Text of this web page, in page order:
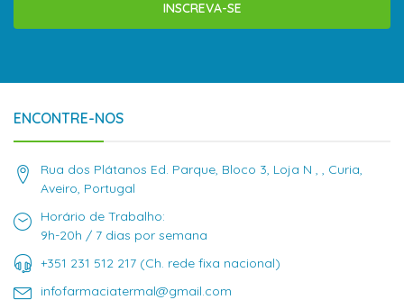
INSCREVA-SE
ENCONTRE-NOS
Rua dos Plátanos Ed. Parque, Bloco 3, Loja N , , Curia,
Aveiro, Portugal
Horário de Trabalho:
9h-20h / 7 dias por semana
+351 231 512 217 (Ch. rede fixa nacional)
infofarmaciatermal@gmail.com